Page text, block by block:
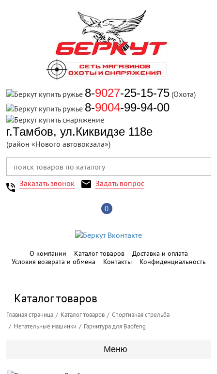
8-9027-25-15-75 (Охота)
8-9004-99-94-00
г.Тамбов, ул.Киквидзе 118е
(район «Нового автовокзала»)
Заказать звонок Задать вопрос
0
О компании Каталог товаров
Доставка и оплата
Условия возврата и обмена
Контакты Конфиденциальность
Каталог товаров
Главная страница Каталог товаров
Спортивная стрельба
Метательные машинки
Гарнитура для Baofeng
Меню